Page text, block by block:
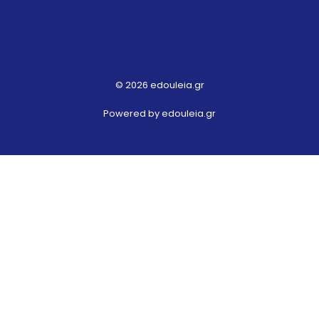
© 2026 edouleia.gr
Powered by edouleia.gr